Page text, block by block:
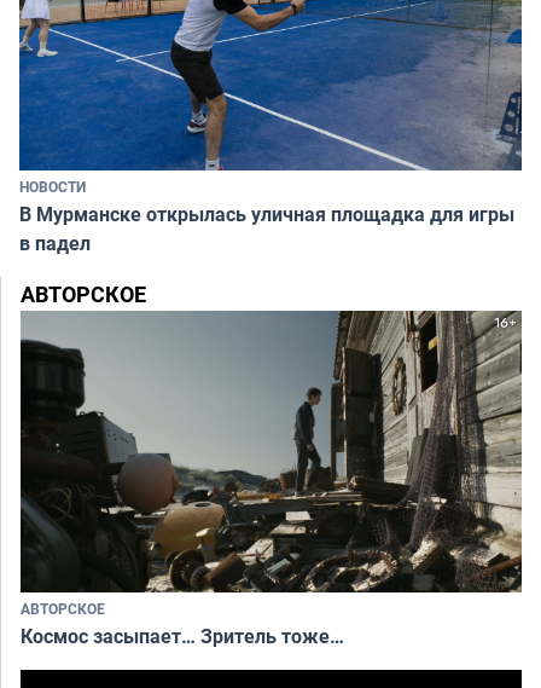
НОВОСТИ
В Мурманске открылась уличная площадка для игры
в падел
АВТОРСКОЕ
АВТОРСКОЕ
Космос засыпает… Зритель тоже…